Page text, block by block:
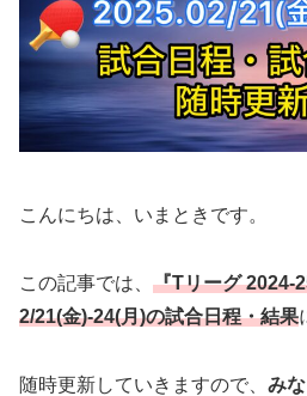
こんにちは、いまときです。
この記事では、 『Tリーグ 2024-
2/21(金)-24(月)の試合日程・結果
随時更新していきますので、 み